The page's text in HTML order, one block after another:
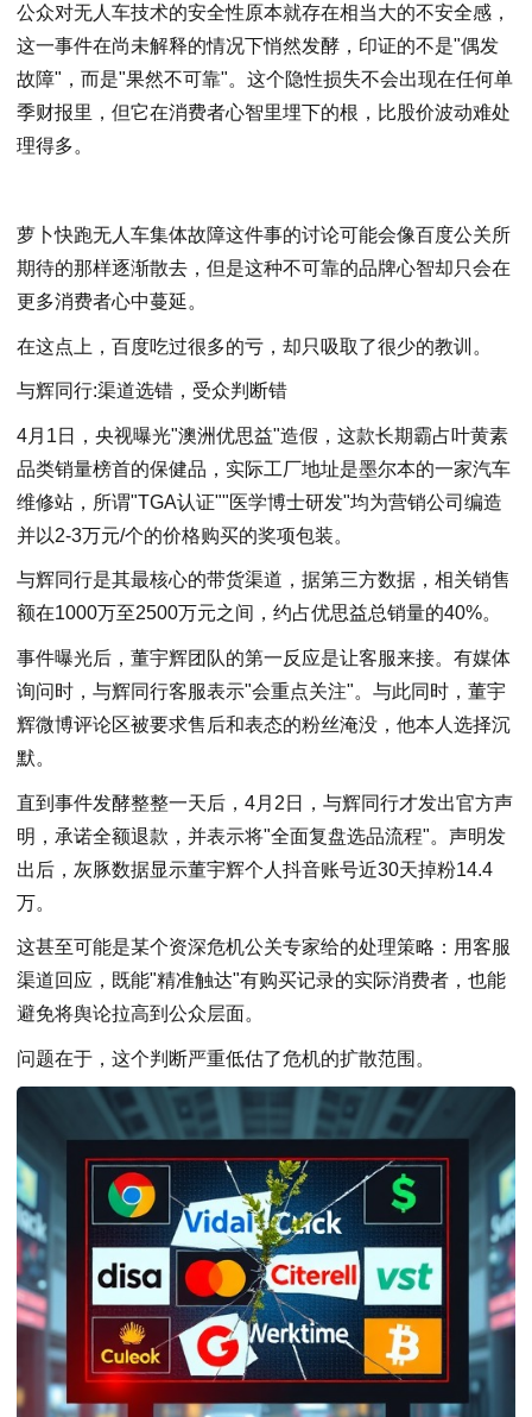
公众对无人车技术的安全性原本就存在相当大的不安全感，
这一事件在尚未解释的情况下悄然发酵，印证的不是"偶发
故障"，而是"果然不可靠"。这个隐性损失不会出现在任何单
季财报里，但它在消费者心智里埋下的根，比股价波动难处
理得多。
萝卜快跑无人车集体故障这件事的讨论可能会像百度公关所
期待的那样逐渐散去，但是这种不可靠的品牌心智却只会在
更多消费者心中蔓延。
在这点上，百度吃过很多的亏，却只吸取了很少的教训。
与辉同行:渠道选错，受众判断错
4月1日，央视曝光"澳洲优思益"造假，这款长期霸占叶黄素
品类销量榜首的保健品，实际工厂地址是墨尔本的一家汽车
维修站，所谓"TGA认证""医学博士研发"均为营销公司编造
并以2-3万元/个的价格购买的奖项包装。
与辉同行是其最核心的带货渠道，据第三方数据，相关销售
额在1000万至2500万元之间，约占优思益总销量的40%。
事件曝光后，董宇辉团队的第一反应是让客服来接。有媒体
询问时，与辉同行客服表示"会重点关注"。与此同时，董宇
辉微博评论区被要求售后和表态的粉丝淹没，他本人选择沉
默。
直到事件发酵整整一天后，4月2日，与辉同行才发出官方声
明，承诺全额退款，并表示将"全面复盘选品流程"。声明发
出后，灰豚数据显示董宇辉个人抖音账号近30天掉粉14.4
万。
这甚至可能是某个资深危机公关专家给的处理策略：用客服
渠道回应，既能"精准触达"有购买记录的实际消费者，也能
避免将舆论拉高到公众层面。
问题在于，这个判断严重低估了危机的扩散范围。